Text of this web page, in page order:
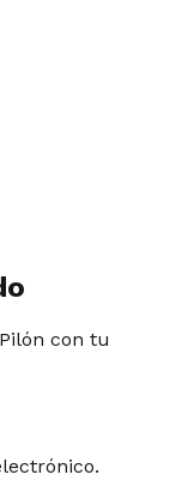
con tu